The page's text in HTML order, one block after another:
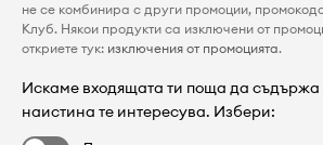
не се комбинира с други промоции,
Клуб. Някои продукти са изключени от
откриете тук: изключения от промоцията.
Искаме входящата ти поща да съдържа
наистина те интересува. Избери: